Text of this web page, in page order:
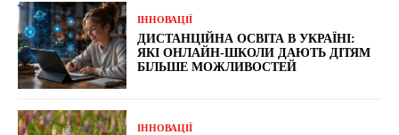
ІННОВАЦІЇ
ДИСТАНЦІЙНА ОСВІТА В УКРАЇНІ:
ЯКІ ОНЛАЙН-ШКОЛИ ДАЮТЬ ДІТЯМ
БІЛЬШЕ МОЖЛИВОСТЕЙ
ІННОВАЦІЇ